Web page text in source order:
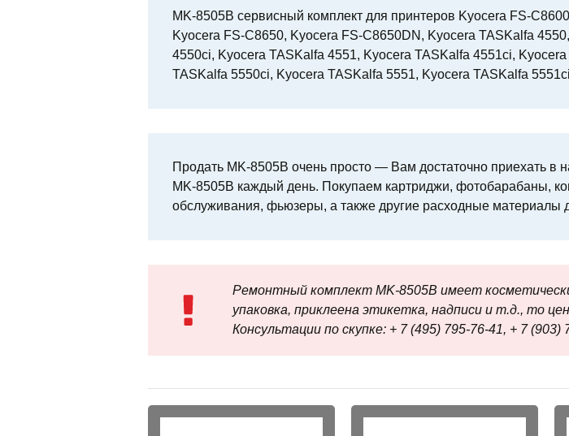
MK-8505B сервисный комплект для принтеров Kyocera FS-
Kyocera FS-C8650, Kyocera FS-C8650DN, Kyocera TASKalfa
4550ci, Kyocera TASKalfa 4551, Kyocera TASKalfa 4551ci,
TASKalfa 5550ci, Kyocera TASKalfa 5551, Kyocera TASKalfa
Продать MK-8505B очень просто — Вам достаточно приехать в
MK-8505B каждый день. Покупаем картриджи, фотобарабаны,
обслуживания, фьюзеры, а также другие расходные материалы
Ремонтный комплект MK-8505B имеет
упаковка, приклеена этикетка, надписи и т.д., то
Консультации по скупке: + 7 (495) 795-76-41, + 7 (903)